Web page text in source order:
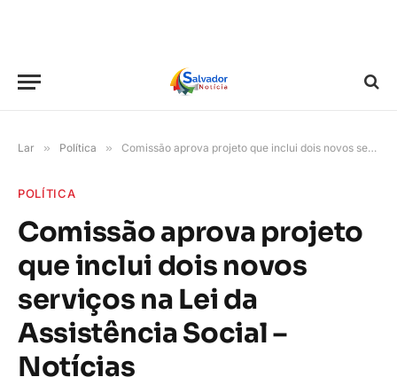
Lar » Política » Comissão aprova projeto que inclui dois novos serviços na Lei da Assistência Social – Notícias
POLÍTICA
Comissão aprova projeto
que inclui dois novos
serviços na Lei da
Assistência Social –
Notícias